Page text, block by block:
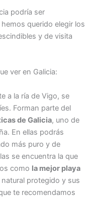
podría ser
querido elegir los
y de visita
ver en Galicia:
a la ría de Vigo, se
Forman parte del
de Galicia, uno de
En ellas podrás
más puro y de
se encuentra la que
como la mejor playa
protegido y sus
te recomendamos